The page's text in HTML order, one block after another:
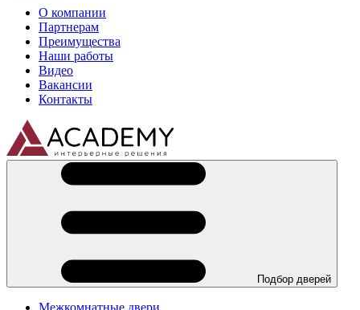
О компании
Партнерам
Преимущества
Наши работы
Видео
Вакансии
Контакты
Подбор дверей
Межкомнатные двери